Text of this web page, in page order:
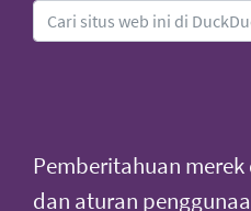
Pemberitahuan
dan aturan